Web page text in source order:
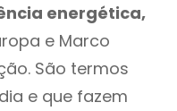
energética,
e Marco
São termos
e que fazem